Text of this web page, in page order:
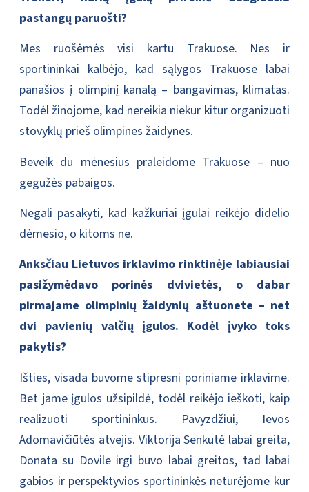
pastangų paruošti?
Mes ruošėmės visi kartu Trakuose. Nes ir
sportininkai kalbėjo, kad sąlygos Trakuose labai
panašios į olimpinį kanalą – bangavimas, klimatas.
Todėl žinojome, kad nereikia niekur kitur organizuoti
stovyklų prieš olimpines žaidynes.
Beveik du mėnesius praleidome Trakuose – nuo
gegužės pabaigos.
Negali pasakyti, kad kažkuriai įgulai reikėjo didelio
dėmesio, o kitoms ne.
Anksčiau Lietuvos irklavimo rinktinėje labiausiai
pasižymėdavo porinės dvivietės, o dabar
pirmajame olimpinių žaidynių aštuonete – net
dvi pavienių valčių įgulos. Kodėl įvyko toks
pakytis?
Išties, visada buvome stipresni poriniame irklavime.
Bet jame įgulos užsipildė, todėl reikėjo ieškoti, kaip
realizuoti sportininkus. Pavyzdžiui, Ievos
Adomavičiūtės atvejis. Viktorija Senkutė labai greita,
Donata su Dovile irgi buvo labai greitos, tad labai
gabios ir perspektyvios sportininkės neturėjome kur